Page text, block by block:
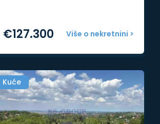
Više o nekretnini >
€127.300
Kuće